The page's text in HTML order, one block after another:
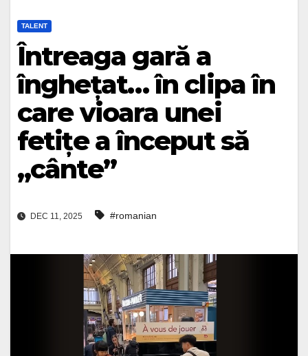
TALENT
Întreaga gară a
înghețat… în clipa în
care vioara unei
fetițe a început să
„cânte”
DEC 11, 2025 #romanian